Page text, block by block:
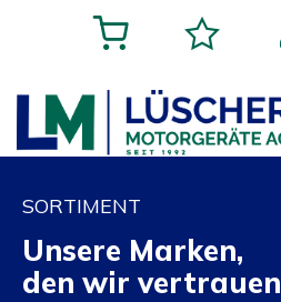
SORTIMENT
Unsere Marken,
den wir vertrauen